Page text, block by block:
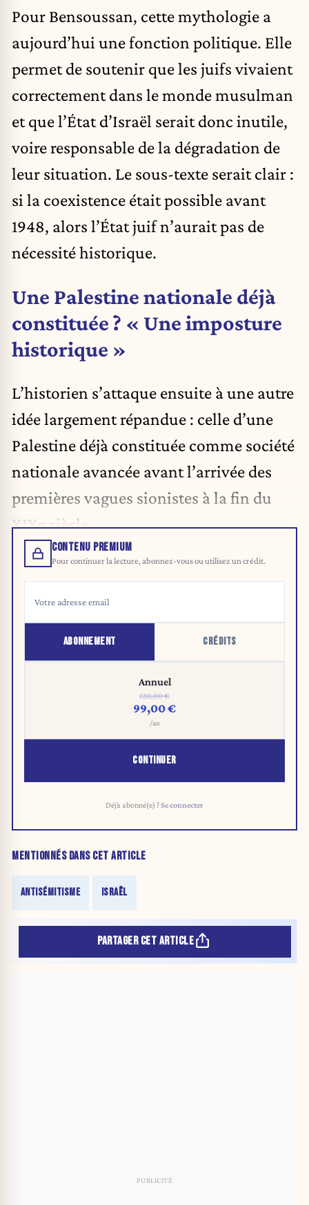
Pour Bensoussan, cette mythologie a
aujourd’hui une fonction politique. Elle
permet de soutenir que les juifs vivaient
correctement dans le monde musulman
et que l’État d’Israël serait donc inutile,
voire responsable de la dégradation de
leur situation. Le sous-texte serait clair :
si la coexistence était possible avant
1948, alors l’État juif n’aurait pas de
nécessité historique.
Une Palestine nationale déjà
constituée ? « Une imposture
historique »
L’historien s’attaque ensuite à une autre
idée largement répandue : celle d’une
Palestine déjà constituée comme société
nationale avancée avant l’arrivée des
premières vagues sionistes à la fin du
XIXe siècle.
CONTENU PREMIUM
Pour continuer la lecture, abonnez-vous ou utilisez un crédit.
ABONNEMENT CRÉDITS
Annuel
120,00 €
99,00 €
/an
CONTINUER
Déjà abonné(e) ?Se connecter
MENTIONNÉS DANS CET ARTICLE
ANTISÉMITISME ISRAËL
PARTAGER CET ARTICLE